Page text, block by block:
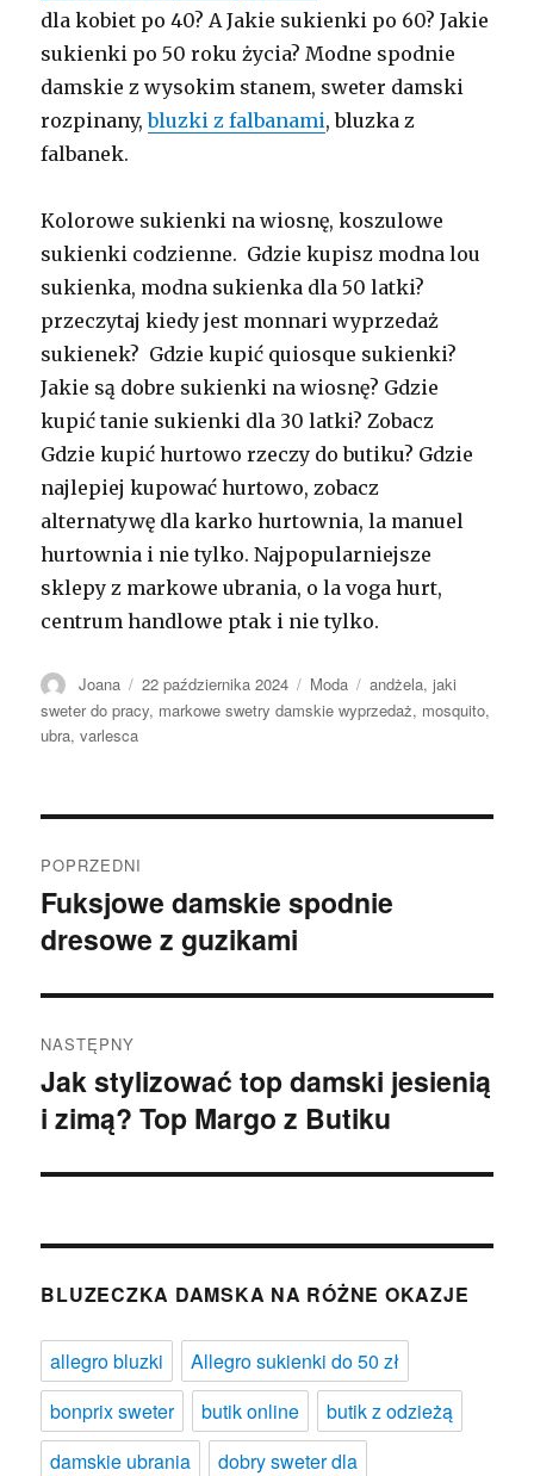
dla kobiet po 40? A Jakie sukienki po 60? Jakie
sukienki po 50 roku życia? Modne spodnie
damskie z wysokim stanem, sweter damski
rozpinany,bluzki z falbanami, bluzka z
falbanek.
Kolorowe sukienki na wiosnę, koszulowe
sukienki codzienne. Gdzie kupisz modna lou
sukienka, modna sukienka dla 50 latki?
przeczytaj kiedy jest monnari wyprzedaż
sukienek? Gdzie kupić quiosque sukienki?
Jakie są dobre sukienki na wiosnę? Gdzie
kupić tanie sukienki dla 30 latki? Zobacz
Gdzie kupić hurtowo rzeczy do butiku? Gdzie
najlepiej kupować hurtowo, zobacz
alternatywę dla karko hurtownia, la manuel
hurtownia i nie tylko. Najpopularniejsze
sklepy z markowe ubrania, o la voga hurt,
centrum handlowe ptak i nie tylko.
Autor
Joana Opublikowano
22 października 2024 Kategorie
Moda Tagi
andżela,jaki
sweter do pracy, markowe swetry damskie wyprzedaż, mosquito,
ubra,varlesca
wpisu
POPRZEDNI
Poprzedni
wpis:
Fuksjowe damskie spodnie
dresowe z guzikami
NASTĘPNY
Następny
wpis:
Jak stylizować top damski jesienią
i zimą? Top Margo z Butiku
BLUZECZKA DAMSKA NA RÓŻNE OKAZJE
allegro bluzki
Allegro sukienki do 50 zł
bonprix sweter
butik online
butik z odzieżą
damskie ubrania
dobry sweter dla